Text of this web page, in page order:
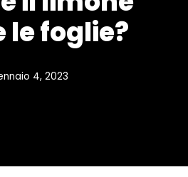
le foglie?
4, 2023